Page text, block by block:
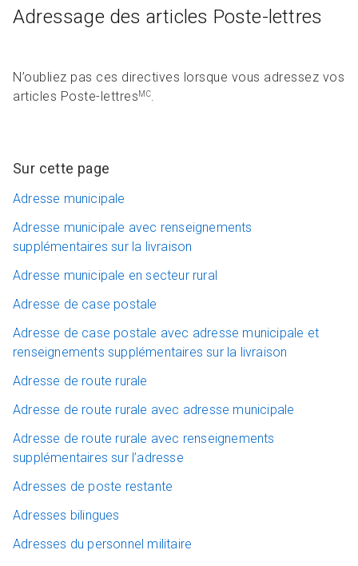
Adressage des articles Poste-lettres
N’oubliez pas ces directives lorsque vous adressez vos
articles Poste-lettresMC.
Sur cette page
Adresse municipale
Adresse municipale avec renseignements
supplémentaires sur la livraison
Adresse municipale en secteur rural
Adresse de case postale
Adresse de case postale avec adresse municipale et
renseignements supplémentaires sur la livraison
Adresse de route rurale
Adresse de route rurale avec adresse municipale
Adresse de route rurale avec renseignements
supplémentaires sur l’adresse
Adresses de poste restante
Adresses bilingues
Adresses du personnel militaire